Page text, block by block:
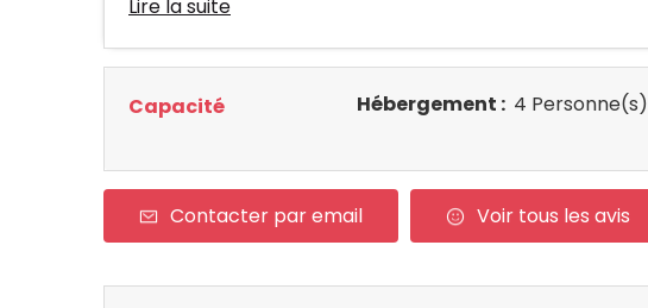
Lire la suite
Capacité Hébergement : 4 Personne(s)
Contacter par email Voir tous les avis